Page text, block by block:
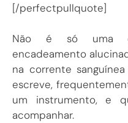
[/perfectpullquote]
Não é só uma
encadeamento
na corrente
escreve,
um instrumento, e
acompanhar.